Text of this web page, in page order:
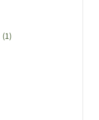
(1)